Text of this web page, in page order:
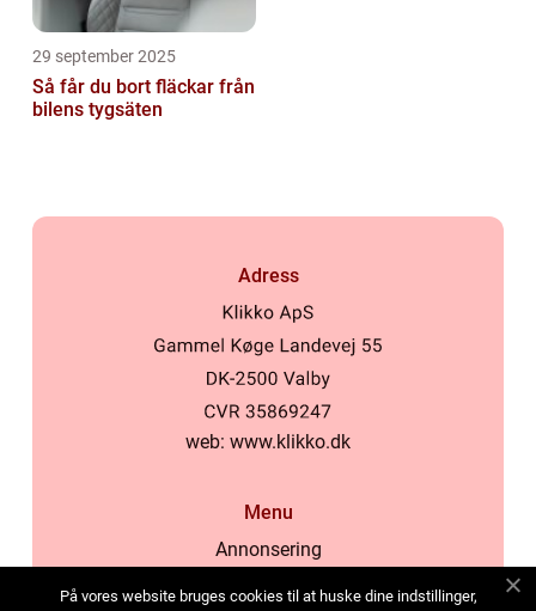
29 september 2025
Så får du bort fläckar från
bilens tygsäten
Adress
web: www.klikko.dk
Menu
Annonsering
På vores website bruges cookies til at huske dine indstillinger,